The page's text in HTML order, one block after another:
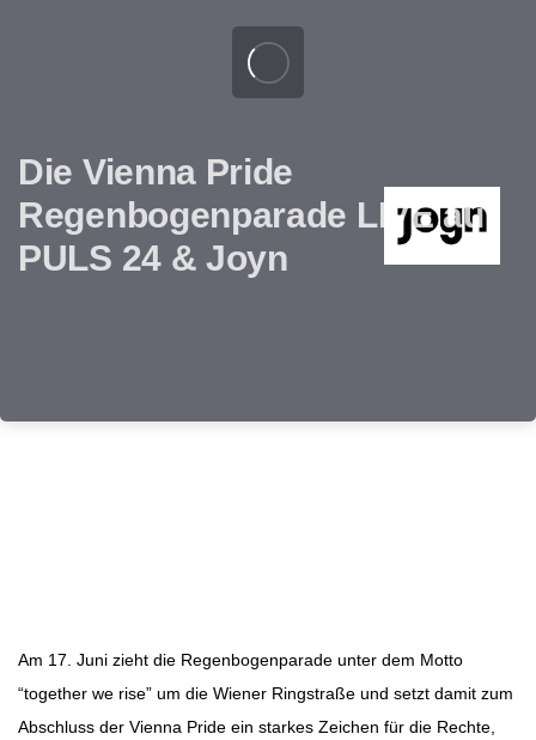
Die Vienna Pride
Regenbogenparade LIVE auf
PULS 24 & Joyn
Am 17. Juni zieht die Regenbogenparade unter dem Motto
“together we rise” um die Wiener Ringstraße und setzt damit zum
Abschluss der Vienna Pride ein starkes Zeichen für die Rechte,